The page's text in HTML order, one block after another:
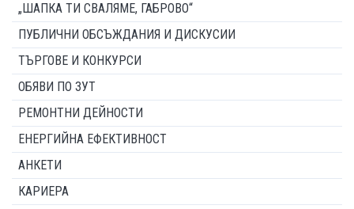
„ШАПКА ТИ СВАЛЯМЕ, ГАБРОВО“
ПУБЛИЧНИ ОБСЪЖДАНИЯ И ДИСКУСИИ
ТЪРГОВЕ И КОНКУРСИ
ОБЯВИ ПО ЗУТ
РЕМОНТНИ ДЕЙНОСТИ
ЕНЕРГИЙНА ЕФЕКТИВНОСТ
АНКЕТИ
КАРИЕРА